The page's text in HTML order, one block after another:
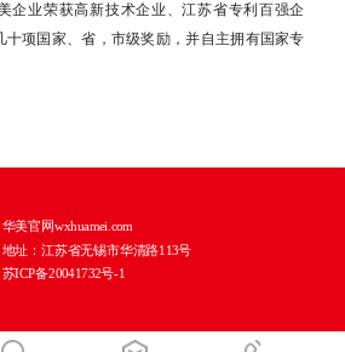
企业荣获高新技术企业、江苏省专利百强企
十项国家、省，市级奖励，并自主拥有国家专
华美官网wxhuamei.com
地址：江苏省无锡市华清路113号
苏ICP备20041732号-1